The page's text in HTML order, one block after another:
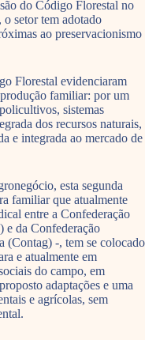
do Código Florestal no
setor tem adotado
ao preservacionismo
Florestal evidenciaram
familiar: por um
sistemas
dos recursos naturais,
e integrada ao mercado de
esta segunda
familiar que atualmente
entre a Confederação
da Confederação
(Contag) -, tem se colocado
e atualmente em
do campo, em
adaptações e uma
e agrícolas, sem